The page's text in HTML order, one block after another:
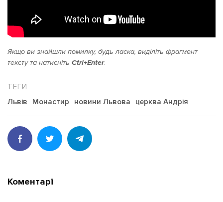
Якщо ви знайшли помилку, будь ласка, виділіть фрагмент
тексту та натисніть Ctrl+Enter.
Львів Монастир новини Львова церква Андрія
Коментарі